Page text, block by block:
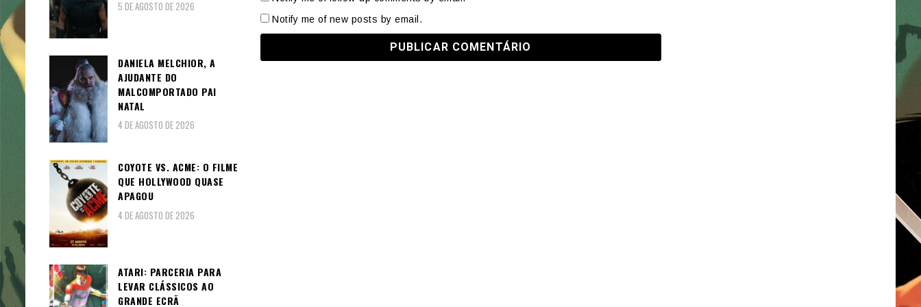
Notify me of new posts by email.
5 DE AGOSTO DE 2026
DANIELA MELCHIOR, A
AJUDANTE DO
MALCOMPORTADO PAI
NATAL
4 DE AGOSTO DE 2026
COYOTE VS. ACME: O FILME
QUE HOLLYWOOD QUASE
APAGOU
4 DE AGOSTO DE 2026
ATARI: PARCERIA PARA
LEVAR CLÁSSICOS AO
GRANDE ECRÃ